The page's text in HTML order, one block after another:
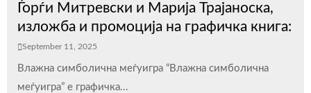
Ѓорѓи Митревски и Марија Трајаноска,
изложба и промоција на графичка книга:
September 11, 2025
Влажна симболична меѓуигра “Влажна симболична
меѓуигра” е графичка...